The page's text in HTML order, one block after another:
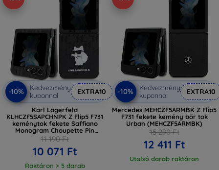
-10%
Kedvezmény
kuponnal
EXTRA10
Karl Lagerfeld
KLHCZF5SAPCHNPK Z Flip5 F731
keménytok fekete Saffiano
Monogram Choupette Pin
(KLHCZF5SAPCHNPK)
11 190 Ft
10 071 Ft
Raktáron > 5 darab
-10%
Kedvezmény
kuponnal
EXTRA10
Mercedes MEHCZF5ARMBK Z Flip5
F731 fekete kemény bőr tok
Urban (MEHCZF5ARMBK)
15 290 Ft
12 411 Ft
Utolsó darab raktáron